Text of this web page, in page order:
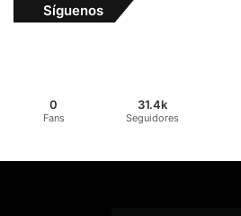
Síguenos
0
Fans
31.4k
Seguidores